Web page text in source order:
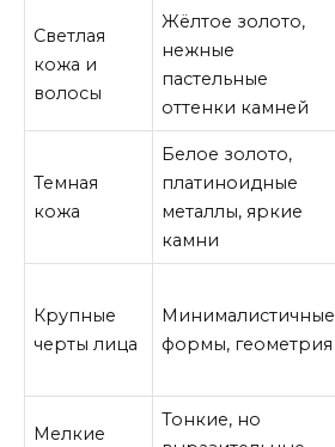
Светлая
кожа и
волосы
Жёлтое золото,
нежные
пастельные
оттенки камней
Темная
кожа
Белое золото,
платиноидные
металлы, яркие
камни
Крупные
черты лица
Минималистичные
формы, геометрия
Мелкие
Тонкие, но